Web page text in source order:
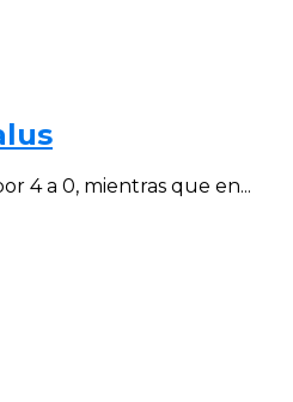
4 a 0, mientras que en...